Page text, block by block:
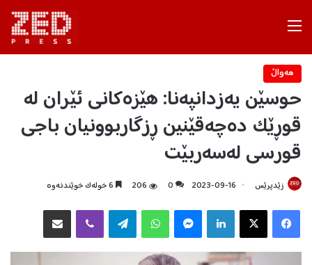
هه‌واڵ
حوسێن یەزدانپەنا: هێزەکانی ئێران لە
قوڕێک دەچەقێنین ڕزگاربوونیان باجی
قورسی لەسەربێت
زێدپرێس 2023-09-16
0
206
X
Telegram